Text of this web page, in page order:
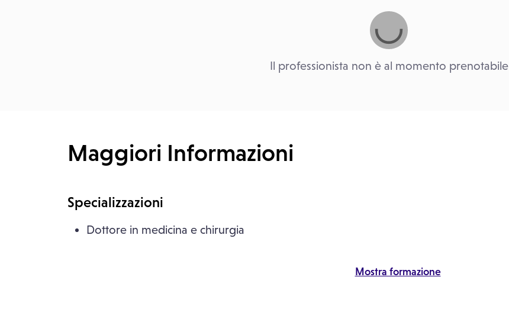
Il professionista non è al momento prenotabile
Maggiori Informazioni
Specializzazioni
Dottore in medicina e chirurgia
Mostra formazione